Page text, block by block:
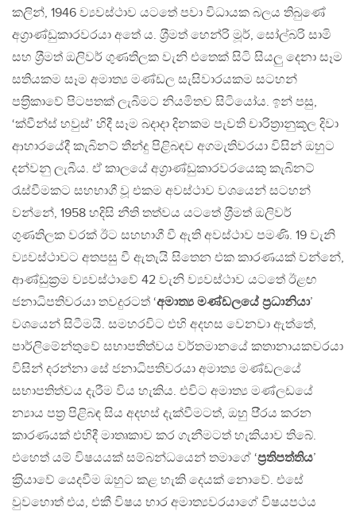
කලින්, 1946 ව්‍යවස්ථාව යටතේ පවා විධායක බලය තිබුණේ
අග‍්‍රාණ්ඩුකාරවරයා අතේ ය. ශ‍්‍රීමත් හෙන්රි මූර්, සෝල්බරි සාමි
සහ ශ‍්‍රීමත් ඔලිවර් ගුණතිලක වැනි එතෙක් සිටි සියලු දෙනා සෑම
සතියකම සෑම අමාත්‍ය මණ්ඩල සැසිවාරයකම සටහන්
පත‍්‍රිකාවේ පිටපතක් ලැබීමට නියමිතව සිටියෝය. ඉන් පසු,
‘ක්වීන්ස් හවුස්’ හිදී සෑම බදාදා දිනකම පැවති චාරිත‍්‍රානුකූල දිවා
ආහාරයේදී කැබිනට් තීන්දු පිළිබඳව අගමැතිවරයා විසින් ඔහුට
දන්වනු ලැබීය. ඒ කාලයේ අග‍්‍රාණ්ඩුකාරවරයෙකු කැබිනට්
රැස්වීමකට සහභාගී වූ එකම අවස්ථාව වශයෙන් සටහන්
වන්නේ, 1958 හදිසි නීති තත්වය යටතේ ශ‍්‍රීමත් ඔලිවර්
ගුණතිලක වරක් ඊට සහභාගී වී ඇති අවස්ථාව පමණි. 19 වැනි
ව්‍යවස්ථාවට අතපසු වී ඇතැයි සිතෙන එක කාරණයක් වන්නේ,
ආණ්ඩුක‍්‍රම ව්‍යවස්ථාවේ 42 වැනි ව්‍යවස්ථාව යටතේ ඊළඟ
ජනාධිපතිවරයා තවදුරටත් ‘අමාත්‍ය මණ්ඩලයේ ප‍්‍රධානියා’
වශයෙන් සිටීමයි. සමහරවිට එහි අදහස වෙනවා ඇත්තේ,
පාර්ලිමේන්තුවේ සභාපතිත්වය වර්තමානයේ කතානායකවරයා
විසින් දරන්නා සේ ජනාධිපතිවරයා අමාත්‍ය මණ්ඩලයේ
සභාපතිත්වය දැරීම විය හැකිය. එවිට අමාත්‍ය මණ්ලඩයේ
න්‍යාය පත‍්‍ර පිළිබඳ සිය අදහස් දැක්වීමටත්, ඔහු පි‍්‍රය කරන
කාරණයක් එහිදී මාතෘකාව කර ගැනීමටත් හැකියාව තිබේ.
එහෙත් යම් විෂයයක් සම්බන්ධයෙන් තමාගේ ‘ප‍්‍රතිපත්තිය’
ක‍්‍රියාවේ යෙදවීම ඔහුට කළ හැකි දෙයක් නොවේ. එසේ
වුවහොත් එය, එකී විෂය භාර අමාත්‍යවරයාගේ විෂයපථය